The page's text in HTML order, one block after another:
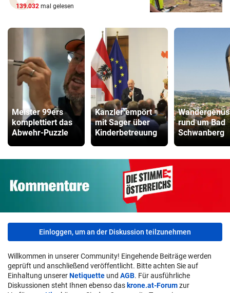
139.032 mal gelesen
Meister 99ers
komplettiert das
Abwehr-Puzzle
Kanzler empört
mit Sager über
Kinderbetreuung
rund um Bad
Schwanberg
Einloggen, um an der Diskussion teilzunehmen
Willkommen in unserer Community! Eingehende Beiträge werden
geprüft und anschließend veröffentlicht. Bitte achten Sie auf
Einhaltung unsererNetiquette und AGB. Für ausführliche
Diskussionen steht Ihnen ebenso das krone.at-Forumzur